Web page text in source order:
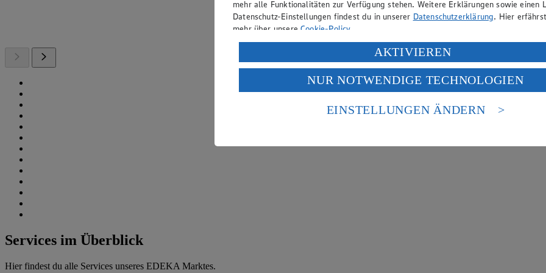
Services im Überblick
Hier findest du alle Services unseres EDEKA Marktes.
mehr alle Funktionalitäten zur Verfügung stehen. Weitere Erklärungen sowie einen
Datenschutz-Einstellungen findest du in unserer Datenschutzerklärung. Hier
mehr über unsereCookie-Policy.
Verarbeitung deiner personenbezogenen Daten in den USA durch Facebook und
Wenn du auf „Aktivieren“ klickst, willigst du im Sinne des Art. 49 Abs. 1 Satz 1 lit.
ein, dass deine Daten in den USA verarbeitet werden. Der EuGH sieht die USA als
einem nach europäischen Standards nicht angemessenen Datenschutzniveau an. Es
Risiko eines Zugriffs durch US-amerikanische Behörden.
AKTIVIEREN
NUR NOTWENDIGE TECHNOLOGIEN
EINSTELLUNGEN ÄNDERN